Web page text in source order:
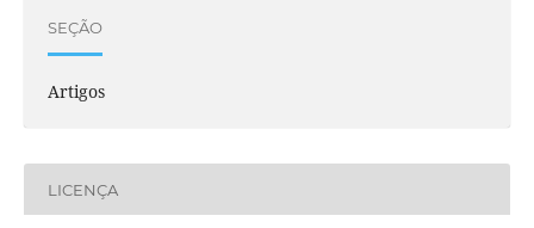
SEÇÃO
Artigos
LICENÇA